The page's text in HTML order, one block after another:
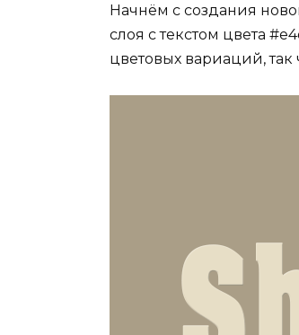
Начнём с создания
слоя с текстом цвета
цветовых вариаций, так